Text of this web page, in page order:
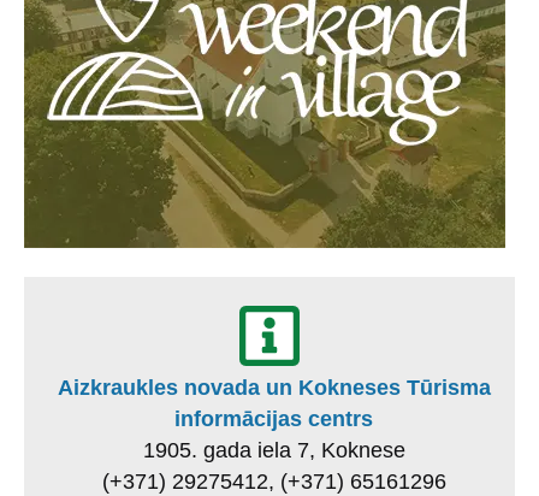
Aizkraukles novada un Kokneses Tūrisma
informācijas centrs
1905. gada iela 7, Koknese
(+371) 29275412, (+371) 65161296